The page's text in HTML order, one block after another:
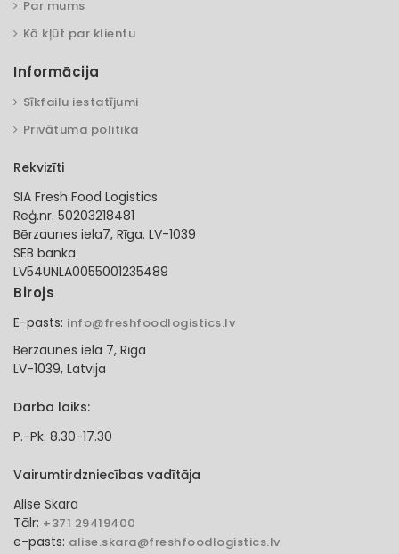
Par mums
Kā kļūt par klientu
Informācija
Sīkfailu iestatījumi
Privātuma politika
Rekvizīti
SIA Fresh Food Logistics
Reģ.nr. 50203218481
Bērzaunes iela7, Rīga. LV-1039
SEB banka
LV54UNLA0055001235489
Birojs
E-pasts: info@freshfoodlogistics.lv
Bērzaunes iela 7, Rīga
LV-1039, Latvija
Darba laiks:
P.-Pk. 8.30-17.30
Vairumtirdzniecības vadītāja
Alise Skara
Tālr: +371 29419400
e-pasts: alise.skara@freshfoodlogistics.lv